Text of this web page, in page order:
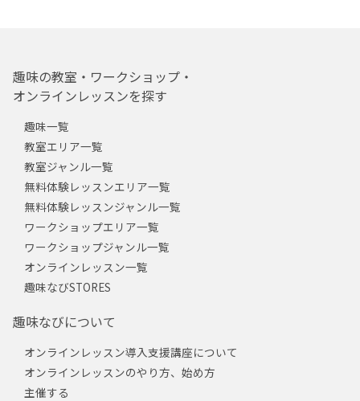
趣味の教室・ワークショップ・
オンラインレッスンを探す
趣味一覧
教室エリア一覧
教室ジャンル一覧
無料体験レッスンエリア一覧
無料体験レッスンジャンル一覧
ワークショップエリア一覧
ワークショップジャンル一覧
オンラインレッスン一覧
趣味なびSTORES
趣味なびについて
オンラインレッスン導入支援講座について
オンラインレッスンのやり方、始め方
主催する